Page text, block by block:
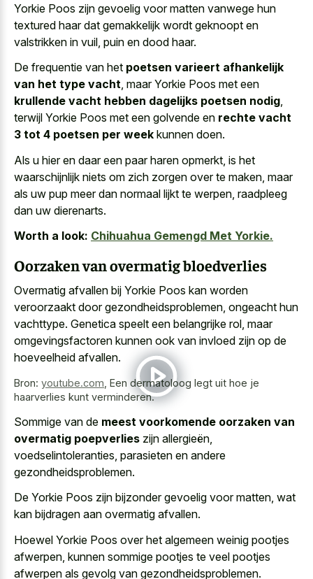
Yorkie Poos zijn gevoelig voor matten vanwege hun
textured haar dat gemakkelijk wordt geknoopt en
valstrikken in vuil, puin en dood haar.
De frequentie van het poetsen varieert afhankelijk
van het type vacht, maar Yorkie Poos met een
krullende vacht hebben dagelijks poetsen nodig,
terwijl Yorkie Poos met een golvende en rechte vacht
3 tot 4 poetsen per week kunnen doen.
Als u hier en daar een paar haren opmerkt, is het
waarschijnlijk niets om zich zorgen over te maken, maar
als uw pup meer dan normaal lijkt te werpen, raadpleeg
dan uw dierenarts.
Worth a look: Chihuahua Gemengd Met Yorkie.
Oorzaken van overmatig bloedverlies
Overmatig afvallen bij Yorkie Poos kan worden
veroorzaakt door gezondheidsproblemen, ongeacht hun
vachttype. Genetica speelt een belangrijke rol, maar
omgevingsfactoren kunnen ook van invloed zijn op de
hoeveelheid afvallen.
Bron: youtube.com Een dermatoloog legt uit hoe je
haarverlies kunt verminderen.
Sommige van de meest voorkomende oorzaken van
overmatig poepverlies zijn allergieën,
voedselintoleranties, parasieten en andere
gezondheidsproblemen.
De Yorkie Poos zijn bijzonder gevoelig voor matten, wat
kan bijdragen aan overmatig afvallen.
Hoewel Yorkie Poos over het algemeen weinig pootjes
afwerpen, kunnen sommige pootjes te veel pootjes
afwerpen als gevolg van gezondheidsproblemen.